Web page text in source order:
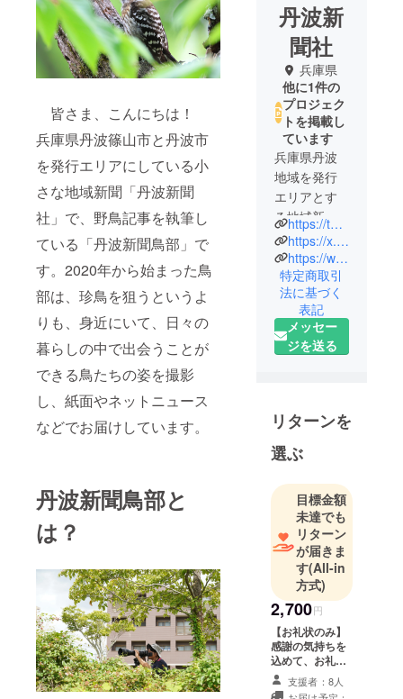
皆さま、こんにちは！
兵庫県丹波篠山市と丹波市
を発行エリアにしている小
さな地域新聞「丹波新聞
社」で、野鳥記事を執筆し
ている「丹波新聞鳥部」で
す。2020年から始まった鳥
部は、珍鳥を狙うというよ
りも、身近にいて、日々の
暮らしの中で出会うことが
できる鳥たちの姿を撮影
し、紙面やネットニュース
などでお届けしています。
丹波新聞鳥部と
は？
丹波新
聞社
兵庫県
他に1件の
プロジェク
トを掲載し
ています
兵庫県丹波
地域を発行
エリアとす
る地域新聞
「丹波新聞
社」です！
2024年で創
業100周年を
迎えること
ができまし
た。今回は
どで好評を
いただいて
いる「丹波
がクラファ
ンに挑戦し
ています！
https://tanba.jp/
https://x.com/tanbanp
https://www.youtube.com/@user-bq8sv4lv7z
特定商取引
法に基づく
表記
メッセー
ジを送る
リターンを
選ぶ
目標金額
未達でも
リターン
が届きま
す(All-in
方式)
2,700円
【お礼状のみ】
感謝の気持ちを
込めて、お礼状
をお送りしま
す。支援者の方
支援者：8人